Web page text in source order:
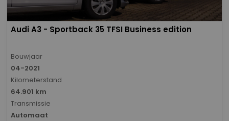
Audi A3 - Sportback 35 TFSI Business edition
Bouwjaar
04-2021
Kilometerstand
64.901 km
Transmissie
Automaat